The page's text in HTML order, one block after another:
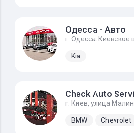
Одесса - Авто
г. Одесса, Киевское
Kia
Check Auto
г. Киев, улица
BMW Chevrolet